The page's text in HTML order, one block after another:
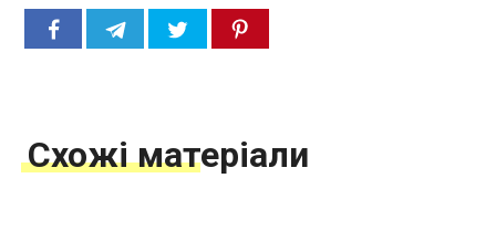
Схожі матеріали